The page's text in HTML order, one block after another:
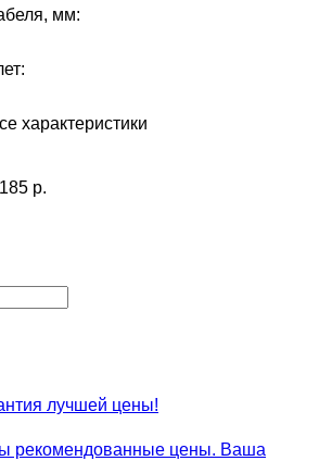
мм:
характеристики
р.
лучшей цены!
рекомендованные цены. Ваша